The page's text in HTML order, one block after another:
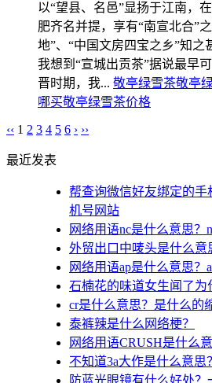
以“望县、名邑”显扬于江南，
肥齐名并提，享有“南宣北合”
地”、“中国文房四宝之乡”知之
我想到“宣城出贡茶”据说最早
晋时期，我... 敬亭绿雪茶敬亭
哪买敬亭绿雪茶价格
‹‹ 1 2 3 4 5 6 › ››
最近发表
帮查询微信好友绑定的
机号网站
网络用语nc是什么意思？
外贸出口中唛头是什么意
网络用语ap是什么意思？
石楠花的味道女生闻了为
cr是什么意思？是什么的
泰裤辣是什么网络梗？
网络用语CRUSH是什么意
不知道3a大作是什么意思
防蓝光眼镜有什么好处？